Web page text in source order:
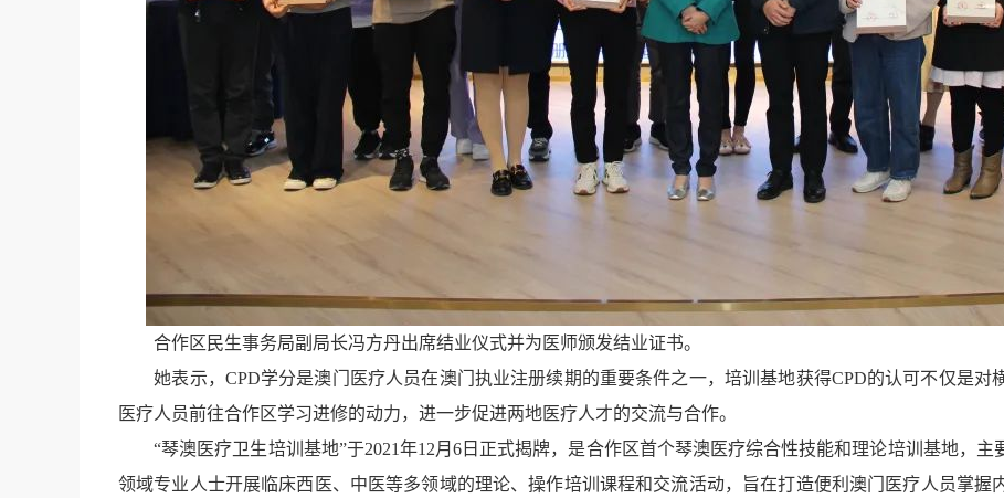
合作区民生事务局副局长冯方丹出席结业仪式并为医师颁发结业证书。
她表示，CPD学分是澳门医疗人员在澳门执业注册续期的重要条件之一，培训基地获得CPD的认可不仅是对
医疗人员前往合作区学习进修的动力，进一步促进两地医疗人才的交流与合作。
“琴澳医疗卫生培训基地”于2021年12月6日正式揭牌，是合作区首个琴澳医疗综合性技能和理论培训基地，主
领域专业人士开展临床西医、中医等多领域的理论、操作培训课程和交流活动，旨在打造便利澳门医疗人员掌握